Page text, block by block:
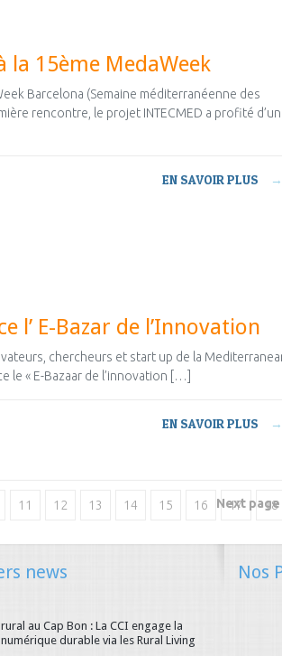
la 15ème MedaWeek
Barcelona (Semaine méditerranéenne des
rencontre, le projet INTECMED a profité
EN SAVOIR PLUS →
l’ E-Bazar de l’Innovation
chercheurs et start up de la
le « E-Bazaar de l’innovation […]
EN SAVOIR PLUS →
11 12 13 14 15 16 17 18
28 29 30 31 32 33 34 35
46 47 52 53
86
Next page
news
au Cap Bon : La CCI engage la
durable via les Rural Living
Nos